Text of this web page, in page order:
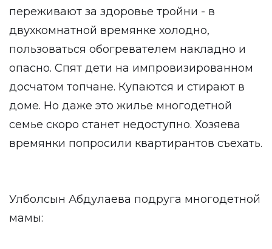
переживают за здоровье тройни - в
двухкомнатной времянке холодно,
пользоваться обогревателем накладно и
опасно. Спят дети на импровизированном
досчатом топчане. Купаются и стирают в
доме. Но даже это жилье многодетной
семье скоро станет недоступно. Хозяева
времянки попросили квартирантов съехать.
Улболсын Абдулаева подруга многодетной
мамы: